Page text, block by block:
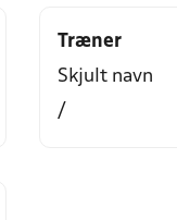
Træner
Skjult navn
/